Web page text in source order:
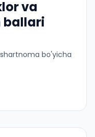
va
ballari
bo'yicha